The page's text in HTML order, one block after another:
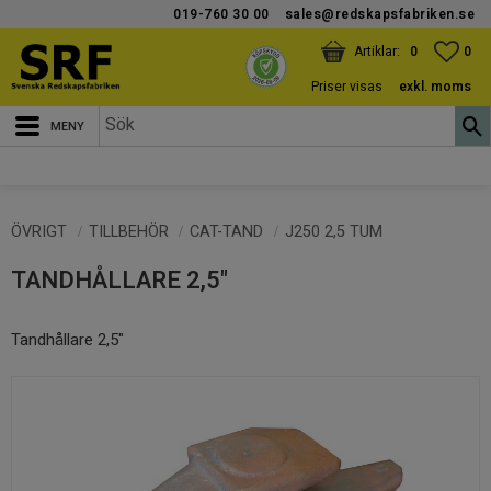
Meny
019-760 30 00 sales@redskapsfabriken.se
0
KUNDVAGN
ANTAL PRODUKTER:
0
Priser visas
exkl. moms
ÖVRIGT TILLBEHÖR CAT-TAND J250 2,5 TUM
TANDHÅLLARE 2,5"
Tandhållare 2,5"